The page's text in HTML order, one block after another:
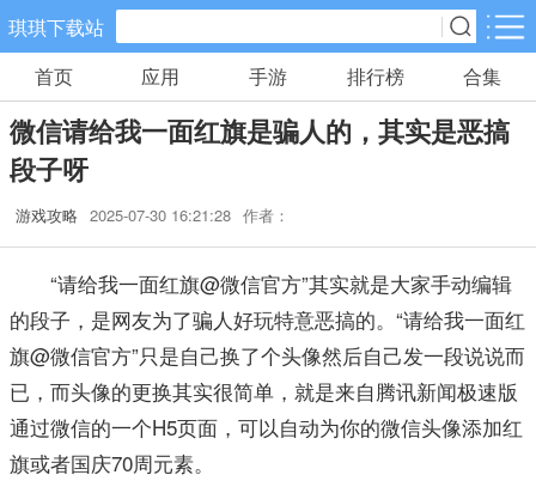
琪琪下载站
手游分类 应用分类
卡牌回合
461款手游
休闲益智
角色扮演
棋牌游戏
0款手游
飞行射击
27款手游
动作格斗
25款手游
策略塔防
体育竞速
冒险解谜
23款手游
模拟经营
22款手游
音乐舞蹈
儿童教育
首页 应用 手游 排行榜 合集
微信请给我一面红旗是骗人的，其实是恶搞
段子呀
游戏攻略 2025-07-30 16:21:28 作者：
“请给我一面红旗@微信官方”其实就是大家手动编辑
的段子，是网友为了骗人好玩特意恶搞的。“请给我一面红
旗@微信官方”只是自己换了个头像然后自己发一段说说而
已，而头像的更换其实很简单，就是来自腾讯新闻极速版
通过微信的一个H5页面，可以自动为你的微信头像添加红
旗或者国庆70周元素。